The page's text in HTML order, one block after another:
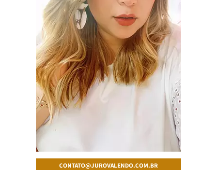
CONTATO@JUROVALENDO.COM.BR